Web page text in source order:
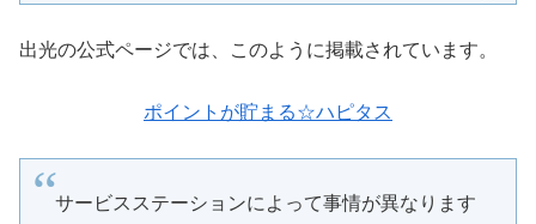
出光の公式ページでは、このように掲載されています。
ポイントが貯まる☆ハピタス
サービスステーションによって事情が異なります